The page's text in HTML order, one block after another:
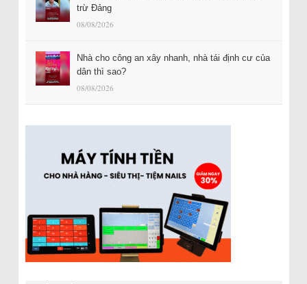
trừ Đảng
08/08/2026
Nhà cho công an xây nhanh, nhà tái định cư của
dân thì sao?
08/08/2026